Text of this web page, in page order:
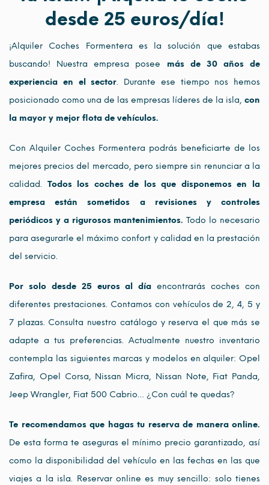
desde 25 euros/día!
¡Alquiler Coches Formentera es la solución que estabas
buscando! Nuestra empresa posee más de 30 años de
experiencia en el sector. Durante ese tiempo nos hemos
posicionado como una de las empresas líderes de la isla, con
la mayor y mejor flota de vehículos.
Con Alquiler Coches Formentera podrás beneficiarte de los
mejores precios del mercado, pero siempre sin renunciar a la
calidad. Todos los coches de los que disponemos en la
empresa están sometidos a revisiones y controles
periódicos y a rigurosos mantenimientos. Todo lo necesario
para asegurarle el máximo confort y calidad en la prestación
del servicio.
Por solo desde 25 euros al día encontrarás coches con
diferentes prestaciones. Contamos con vehículos de 2, 4, 5 y
7 plazas. Consulta nuestro catálogo y reserva el que más se
adapte a tus preferencias. Actualmente nuestro inventario
contempla las siguientes marcas y modelos en alquiler: Opel
Zafira, Opel Corsa, Nissan Micra, Nissan Note, Fiat Panda,
Jeep Wrangler, Fiat 500 Cabrio… ¿Con cuál te quedas?
Te recomendamos que hagas tu reserva de manera online.
De esta forma te aseguras el mínimo precio garantizado, así
como la disponibilidad del vehículo en las fechas en las que
viajes a la isla. Reservar online es muy sencillo: solo tienes